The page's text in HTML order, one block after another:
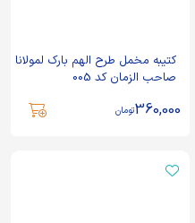
کتیبه مخمل طرح الهم بارک لمولانا
صاحب الزمان کد 005
360,000تومان